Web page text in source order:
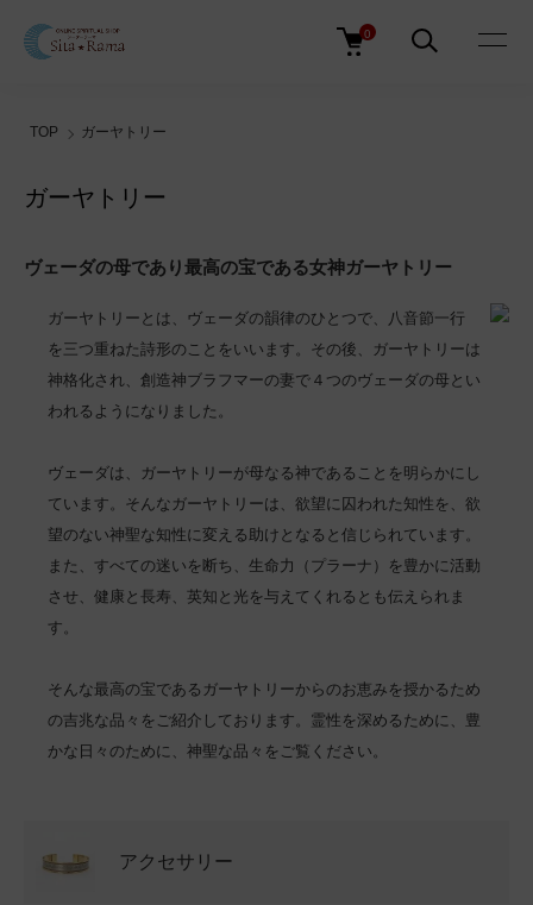
0
TOP ガーヤトリー
ガーヤトリー
ヴェーダの母であり最高の宝である女神ガーヤトリー
ガーヤトリーとは、ヴェーダの韻律のひとつで、八音節一行
を三つ重ねた詩形のことをいいます。その後、ガーヤトリーは
神格化され、創造神ブラフマーの妻で４つのヴェーダの母とい
われるようになりました。
ヴェーダは、ガーヤトリーが母なる神であることを明らかにし
ています。そんなガーヤトリーは、欲望に囚われた知性を、欲
望のない神聖な知性に変える助けとなると信じられています。
また、すべての迷いを断ち、生命力（プラーナ）を豊かに活動
させ、健康と長寿、英知と光を与えてくれるとも伝えられま
す。
そんな最高の宝であるガーヤトリーからのお恵みを授かるため
の吉兆な品々をご紹介しております。霊性を深めるために、豊
かな日々のために、神聖な品々をご覧ください。
アクセサリー